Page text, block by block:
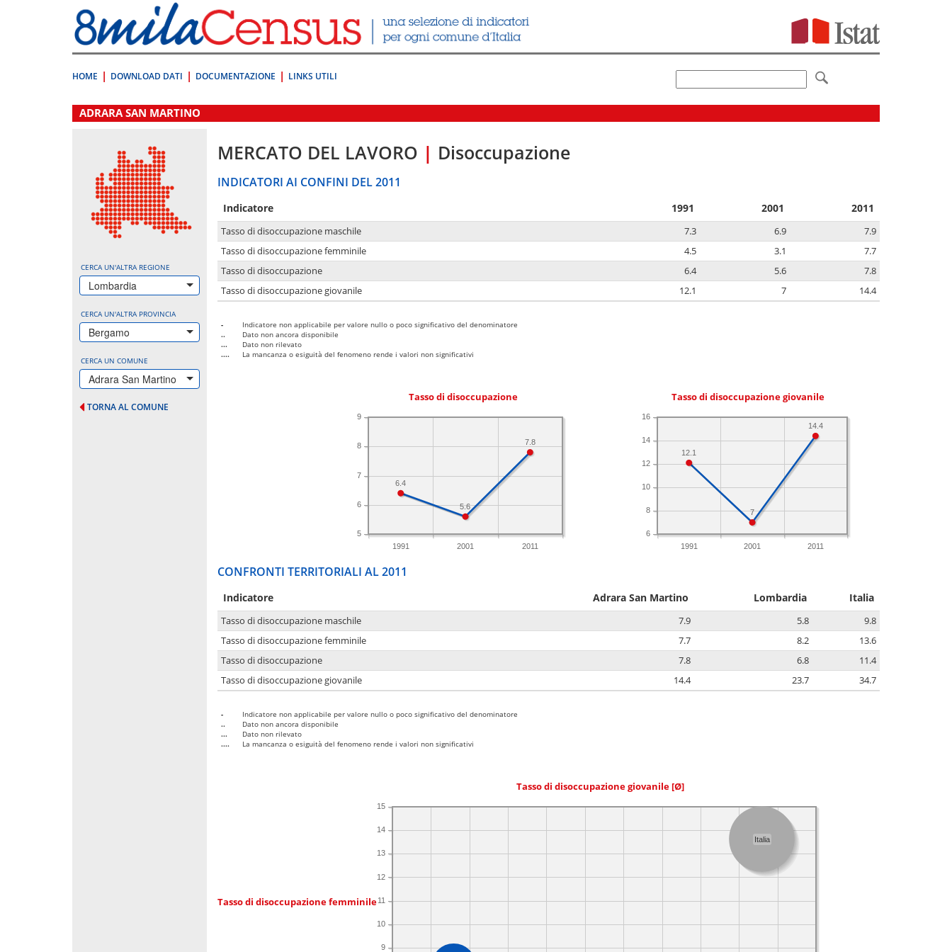
direttamente
a:
Contenuto
HOME DOWNLOAD DATI DOCUMENTAZIONE LINKS UTILI
.
ADRARA SAN MARTINO
CERCA UN'ALTRA REGIONE
Lombardia
CERCA UN'ALTRA PROVINCIA
Bergamo
CERCA UN COMUNE
Adrara San Martino
TORNA AL COMUNE
MERCATO DEL LAVORO | Disoccupazione
INDICATORI AI CONFINI DEL 2011
Indicatore 1991 2001 2011
Tasso di disoccupazione maschile 7.3 6.9
7.9
Tasso di disoccupazione femminile
4.5 3.1
7.7
Tasso di disoccupazione
6.4 5.6
7.8
Tasso di disoccupazione giovanile
12.1 7 14.4
-
Indicatore non applicabile per valore nullo o poco significativo del denominatore
..
Dato non ancora disponibile
...
Dato non rilevato
....
La mancanza o esiguità del fenomeno rende i valori non significativi
Tasso di disoccupazione
1991 2001 2011
5
6
7
8
9
7.8
5.6
6.4
Tasso di disoccupazione giovanile
1991 2001 2011
6
8
10
12
14
16
14.4
7
12.1
CONFRONTI TERRITORIALI AL 2011
Indicatore Adrara San Martino Lombardia Italia
Tasso di disoccupazione maschile 7.9 5.8
9.8
Tasso di disoccupazione femminile
7.7 8.2
13.6
Tasso di disoccupazione
7.8 6.8
11.4
Tasso di disoccupazione giovanile
14.4 23.7 34.7
-
Indicatore non applicabile per valore nullo o poco significativo del denominatore
..
Dato non ancora disponibile
...
Dato non rilevato
....
La mancanza o esiguità del fenomeno rende i valori non significativi
Tasso di disoccupazione giovanile [Ø]
Tasso di disoccupazione femminile
9
10
11
12
13
14
15
Italia